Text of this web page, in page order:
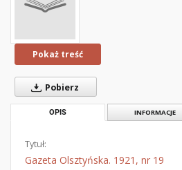
Pokaż treść
Pobierz
OPIS INFORMACJE
Tytuł:
Gazeta Olsztyńska. 1921, nr 19